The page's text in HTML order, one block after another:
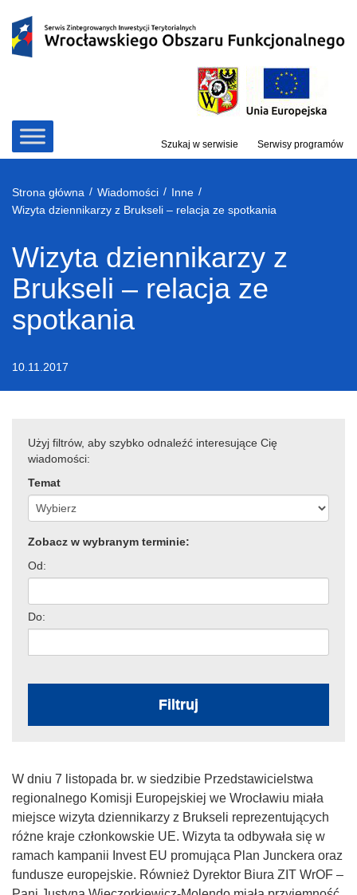
treści
Szukaj w serwisie Serwisy programów
Strona główna / Wiadomości / Inne /
Wizyta dziennikarzy z Brukseli – relacja ze spotkania
Wizyta dziennikarzy z
Brukseli – relacja ze
spotkania
10.11.2017
Użyj filtrów, aby szybko odnaleźć interesujące Cię
wiadomości:
Temat
Zobacz w wybranym terminie:
Od:
Do:
Filtruj
W dniu 7 listopada br. w siedzibie Przedstawicielstwa
regionalnego Komisji Europejskiej we Wrocławiu miała
miejsce wizyta dziennikarzy z Brukseli reprezentujących
różne kraje członkowskie UE. Wizyta ta odbywała się w
ramach kampanii Invest EU promująca Plan Junckera oraz
fundusze europejskie. Również Dyrektor Biura ZIT WrOF –